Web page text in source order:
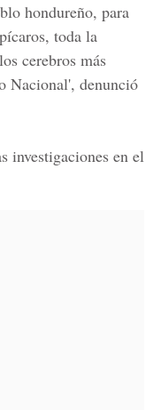
hondureño, para
toda la
cerebros más
Nacional', denunció
investigaciones en el